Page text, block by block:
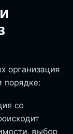
организация
порядке:
со
выбор